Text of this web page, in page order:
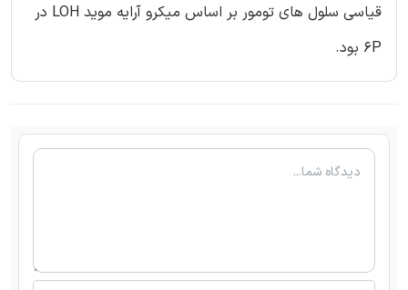
قیاسی سلول های تومور بر اساس میکرو آرایه موید LOH در
6P بود.